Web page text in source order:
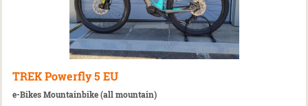
TREK Powerfly 5 EU
e-Bikes Mountainbike (all mountain)